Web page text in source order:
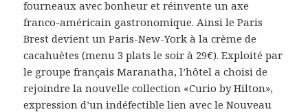
fourneaux avec bonheur et réinvente un axe
franco-américain gastronomique. Ainsi le Paris
Brest devient un Paris-New-York à la crème de
cacahuètes (menu 3 plats le soir à 29€). Exploité par
le groupe français Maranatha, l’hôtel a choisi de
rejoindre la nouvelle collection «Curio by Hilton»,
expression d’un indéfectible lien avec le Nouveau